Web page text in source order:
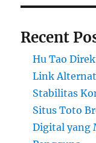
Recent
Hu Tao
Link
Stabilitas
Situs Toto
Digital yang